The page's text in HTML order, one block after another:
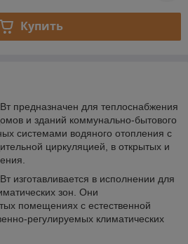
Купить
предназначен для теплоснабжения
и зданий коммунально-бытового
системами водяного отопления с
циркуляцией, в открытых и
изготавливается в исполнении для
зон. Они
помещениях с естественной
регулируемых климатических